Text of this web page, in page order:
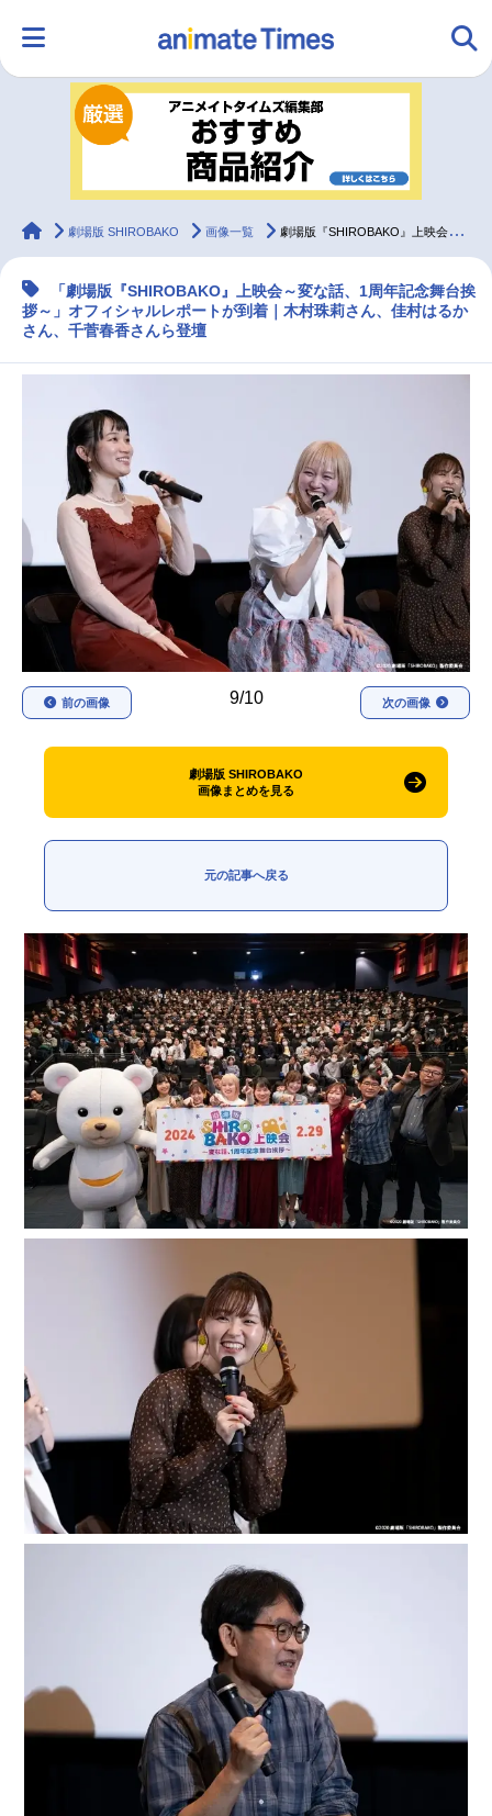
ランキング アニメ
ラジオ みんなの声
マンガ・ラノベ ゲーム・アプリ 音楽 コスプレ
最新記事一覧
アニメ記事一覧 声優記事一覧
アニメ映画一覧 実写化映画一覧
今期アニメ曜日別一覧
春アニメ 夏アニメ
秋アニメ 冬アニメ
男性声優/女性声優一覧
FOLLOW US
animateTimes
劇場版 SHIROBAKO 画像一覧 劇場版『SHIROBAKO』上映会公式レポート｜木村珠莉ら登壇
「劇場版『SHIROBAKO』上映会～変な話、1周年記念舞台挨
拶～」オフィシャルレポートが到着｜木村珠莉さん、佳村はるか
さん、千菅春香さんら登壇
9/10
前の画像 次の画像
劇場版 SHIROBAKO
画像まとめを見る
元の記事へ戻る